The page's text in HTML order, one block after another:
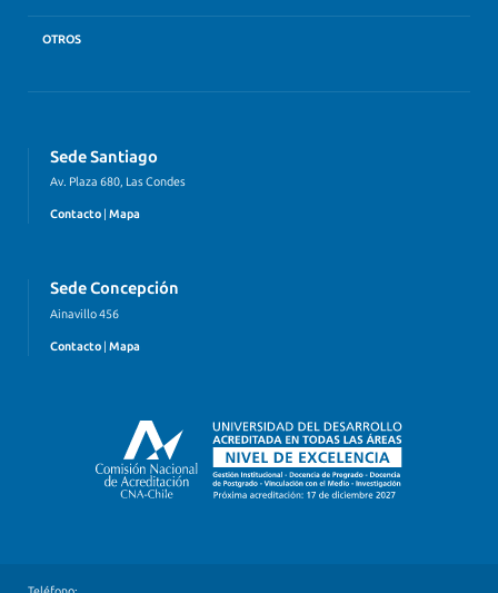
OTROS
Sede Santiago
Av. Plaza 680, Las Condes
Contacto Mapa
Sede Concepción
Ainavillo 456
Contacto Mapa